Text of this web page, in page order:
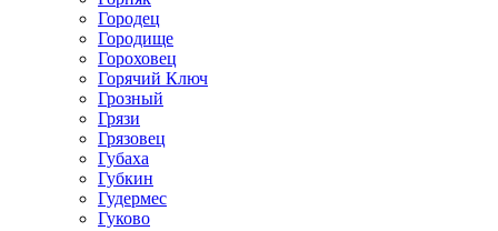
Городец
Городище
Гороховец
Горячий Ключ
Грозный
Грязи
Грязовец
Губаха
Губкин
Гудермес
Гуково